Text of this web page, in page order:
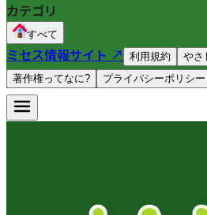
カテゴリ
すべて
ミセス情報サイト ↗ 利用規約 やさ
著作権ってなに?
プライバシーポリシー